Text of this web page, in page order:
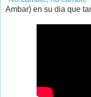
Ambar) en su dia que